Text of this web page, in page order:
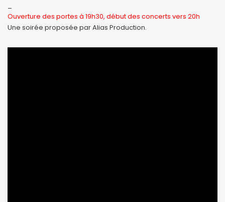
Ouverture des portes à 19h30, début des concerts vers 20h
Une soirée proposée par Alias Production.